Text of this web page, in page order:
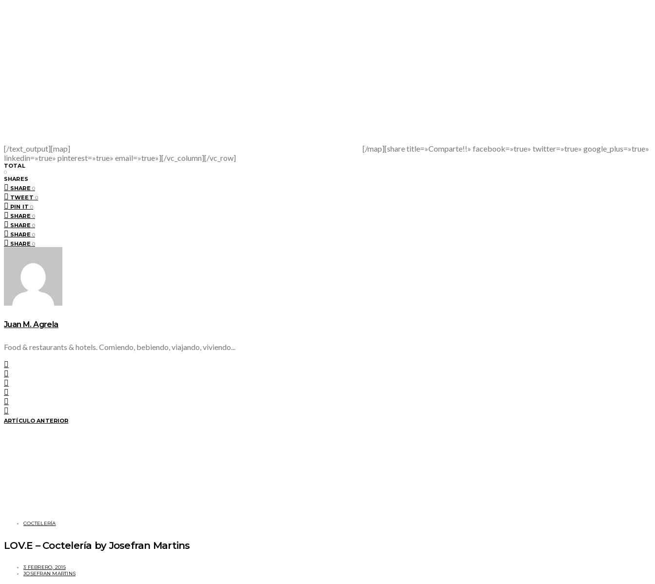
[/text_output][map]
[/map][share title=»Comparte!!» facebook=»true» twitter=»true» google_plus=»true»
linkedin=»true» pinterest=»true» email=»true»][/vc_column][/vc_row]
TOTAL
0
SHARES
SHARE 0
TWEET 0
PIN IT 0
SHARE 0
SHARE 0
SHARE 0
SHARE 0
Juan M. Agrela
Food & restaurants & hotels. Comiendo, bebiendo, viajando, viviendo...
ARTÍCULO ANTERIOR
COCTELERÍA
LOV.E – Coctelería by Josefran Martins
3 FEBRERO, 2015
JOSEFRAN MARTINS